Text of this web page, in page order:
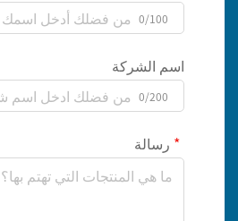
0/100
اسم الشركة
0/200
رسالة